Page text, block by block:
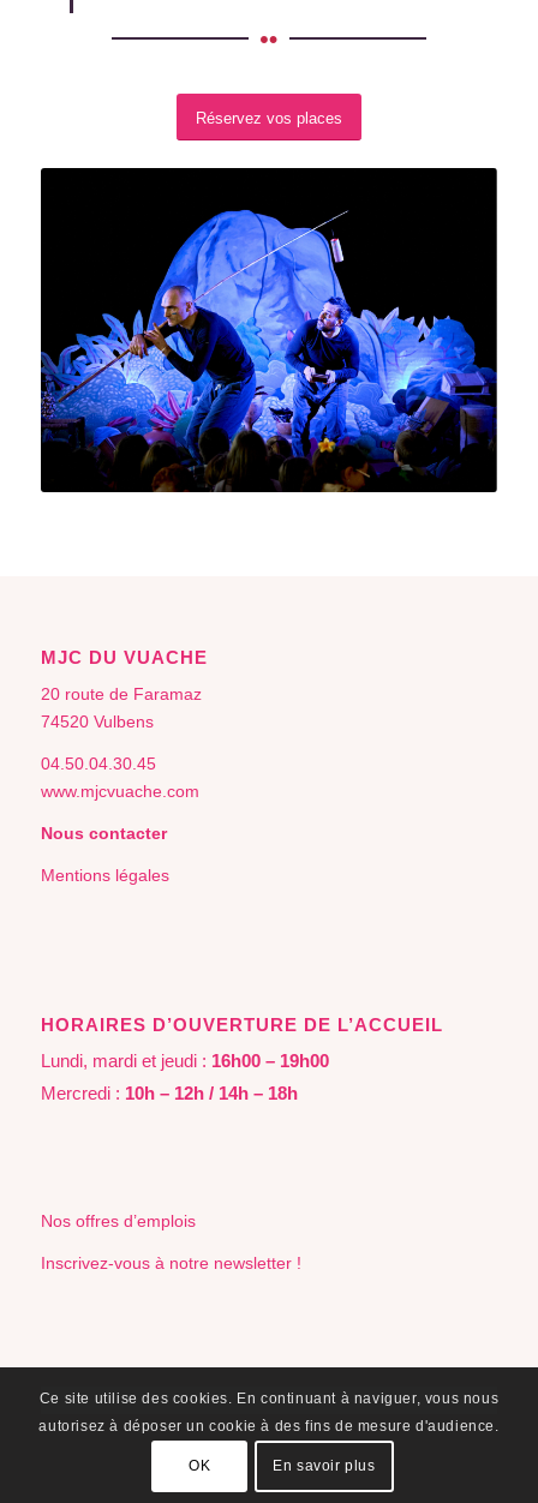
Réservez vos places
MJC DU VUACHE
20 route de Faramaz
74520 Vulbens
04.50.04.30.45
www.mjcvuache.com
Nous contacter
Mentions légales
HORAIRES D’OUVERTURE DE L’ACCUEIL
Lundi, mardi et jeudi : 16h00 – 19h00
Mercredi : 10h – 12h / 14h – 18h
Nos offres d’emplois
Inscrivez-vous à notre newsletter !
Ce site utilise des cookies. En continuant à naviguer, vous nous
autorisez à déposer un cookie à des fins de mesure d'audience.
OK En savoir plus